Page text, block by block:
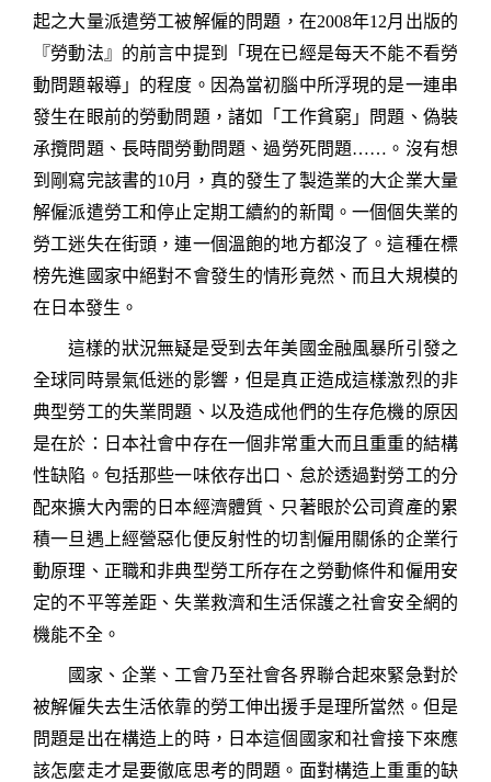
起之大量派遣勞工被解僱的問題，在2008年12月出版的
『勞動法』的前言中提到「現在已經是每天不能不看勞
動問題報導」的程度。因為當初腦中所浮現的是一連串
發生在眼前的勞動問題，諸如「工作貧窮」問題、偽裝
承攬問題、長時間勞動問題、過勞死問題…… 。沒有想
到剛寫完該書的10月，真的發生了製造業的大企業大量
解僱派遣勞工和停止定期工續約的新聞。一個個失業的
勞工迷失在街頭，連一個溫飽的地方都沒了。這種在標
榜先進國家中絕對不會發生的情形竟然、而且大規模的
在日本發生。
這樣的狀況無疑是受到去年美國金融風暴所引發之
全球同時景氣低迷的影響，但是真正造成這樣激烈的非
典型勞工的失業問題、以及造成他們的生存危機的原因
是在於：日本社會中存在一個非常重大而且重重的結構
性缺陷。包括那些一味依存出口、怠於透過對勞工的分
配來擴大內需的日本經濟體質、只著眼於公司資產的累
積一旦遇上經營惡化便反射性的切割僱用關係的企業行
動原理、正職和非典型勞工所存在之勞動條件和僱用安
定的不平等差距、失業救濟和生活保護之社會安全網的
機能不全。
國家、企業、工會乃至社會各界聯合起來緊急對於
被解僱失去生活依靠的勞工伸出援手是理所當然。但是
問題是出在構造上的時，日本這個國家和社會接下來應
該怎麼走才是要徹底思考的問題。面對構造上重重的缺